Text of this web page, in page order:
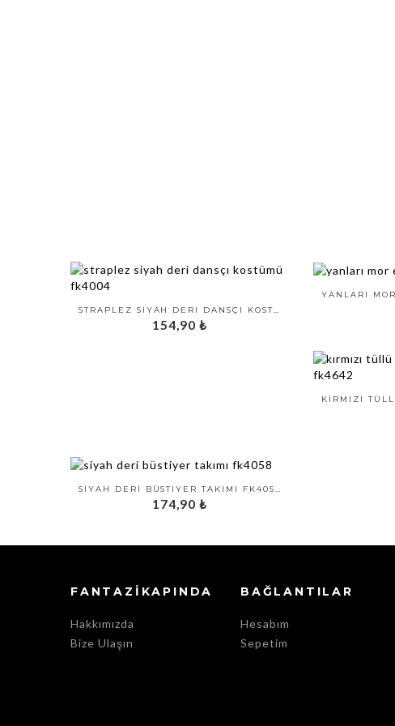
154,90 ₺
174,90 ₺
FANTAZIKAPINDA
Hakkımızda
Bize Ulaşın
BAĞLANTILAR
Hesabım
Sepetim